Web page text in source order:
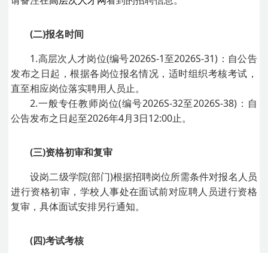
(二)报名时间
1.高层次人才岗位(编号2026S-1至2026S-31)：自公告
发布之日起，根据各岗位报名情况，适时组织考核考试，
直至相应岗位落实聘用人员止。
2.一般专任教师岗位(编号2026S-32至2026S-38)：自
公告发布之日起至2026年4月3日12:00止。
(三)资格初审和复审
设岗二级学院(部门)根据招聘岗位所需条件对报名人员
进行资格初审，学校人事处在面试前对应聘人员进行资格
复审，具体面试安排另行通知。
(四)考试考核